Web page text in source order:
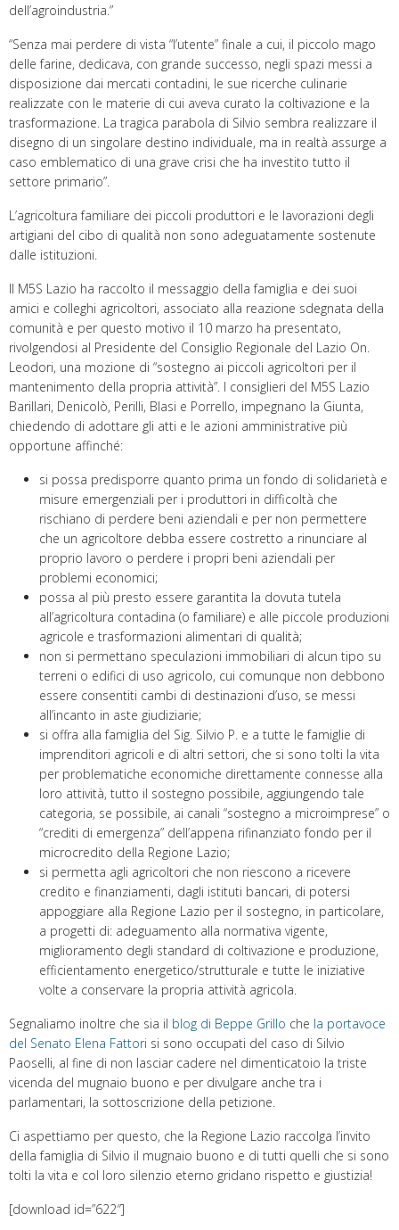
dell’agroindustria.”
“Senza mai perdere di vista “l’utente” finale a cui, il piccolo mago
delle farine, dedicava, con grande successo, negli spazi messi a
disposizione dai mercati contadini, le sue ricerche culinarie
realizzate con le materie di cui aveva curato la coltivazione e la
trasformazione. La tragica parabola di Silvio sembra realizzare il
disegno di un singolare destino individuale, ma in realtà assurge a
caso emblematico di una grave crisi che ha investito tutto il
settore primario”.
L’agricoltura familiare dei piccoli produttori e le lavorazioni degli
artigiani del cibo di qualità non sono adeguatamente sostenute
dalle istituzioni.
Il M5S Lazio ha raccolto il messaggio della famiglia e dei suoi
amici e colleghi agricoltori, associato alla reazione sdegnata della
comunità e per questo motivo il 10 marzo ha presentato,
rivolgendosi al Presidente del Consiglio Regionale del Lazio On.
Leodori, una mozione di “sostegno ai piccoli agricoltori per il
mantenimento della propria attività”. I consiglieri del M5S Lazio
Barillari, Denicolò, Perilli, Blasi e Porrello, impegnano la Giunta,
chiedendo di adottare gli atti e le azioni amministrative più
opportune affinché:
si possa predisporre quanto prima un fondo di solidarietà e
misure emergenziali per i produttori in difficoltà che
rischiano di perdere beni aziendali e per non permettere
che un agricoltore debba essere costretto a rinunciare al
proprio lavoro o perdere i propri beni aziendali per
problemi economici;
possa al più presto essere garantita la dovuta tutela
all’agricoltura contadina (o familiare) e alle piccole produzioni
agricole e trasformazioni alimentari di qualità;
non si permettano speculazioni immobiliari di alcun tipo su
terreni o edifici di uso agricolo, cui comunque non debbono
essere consentiti cambi di destinazioni d’uso, se messi
all’incanto in aste giudiziarie;
si offra alla famiglia del Sig. Silvio P. e a tutte le famiglie di
imprenditori agricoli e di altri settori, che si sono tolti la vita
per problematiche economiche direttamente connesse alla
loro attività, tutto il sostegno possibile, aggiungendo tale
categoria, se possibile, ai canali “sostegno a microimprese” o
“crediti di emergenza” dell’appena rifinanziato fondo per il
microcredito della Regione Lazio;
si permetta agli agricoltori che non riescono a ricevere
credito e finanziamenti, dagli istituti bancari, di potersi
appoggiare alla Regione Lazio per il sostegno, in particolare,
a progetti di: adeguamento alla normativa vigente,
miglioramento degli standard di coltivazione e produzione,
efficientamento energetico/strutturale e tutte le iniziative
volte a conservare la propria attività agricola.
Segnaliamo inoltre che sia il blog di Beppe Grillo che la portavoce
del Senato Elena Fattori si sono occupati del caso di Silvio
Paoselli, al fine di non lasciar cadere nel dimenticatoio la triste
vicenda del mugnaio buono e per divulgare anche tra i
parlamentari, la sottoscrizione della petizione.
Ci aspettiamo per questo, che la Regione Lazio raccolga l’invito
della famiglia di Silvio il mugnaio buono e di tutti quelli che si sono
tolti la vita e col loro silenzio eterno gridano rispetto e giustizia!
[download id=”622″]